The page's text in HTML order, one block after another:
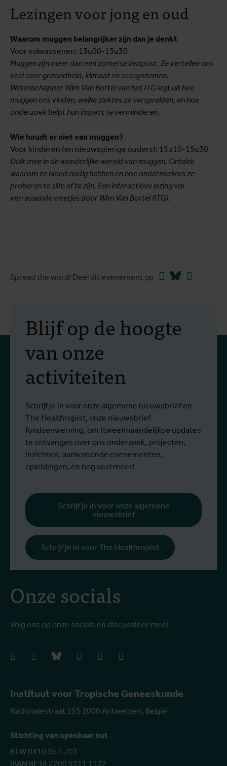
Lezingen voor jong en oud
Waarom muggen belangrijker zijn dan je denkt
Voor volwassenen: 13u00-13u30
Muggen zijn meer dan een zomerse lastpost. Ze vertellen ons
veel over gezondheid, klimaat en ecosystemen.
Wetenschapper Wim Van Bortel van het ITG legt uit hoe
muggen ons vinden, welke ziektes ze verspreiden, en hoe
onderzoek helpt hun impact te verminderen.
Wie houdt er niet van muggen?
Voor kinderen (en nieuwsgierige ouders): 15u10-15u30
Duik mee in de wonderlijke wereld van muggen. Ontdek
waarom ze bloed nodig hebben en hoe onderzoekers ze
proberen te slim af te zijn. Een interactieve lezing vol
verrassende weetjes door Wim Van Bortel (ITG).
Spread the word! Deel dit evenement op Facebook
Bluesky
Instituut voor Tropische Geneeskunde
Nationalestraat 155 2000 Antwerpen, België
Stichting van openbaar nut
BTW 0410.057.701
IBAN BE38 2200 5311 1172
Onze socials
Volg ons op onze socials en discussieer mee!
instagrambluesky
Blijf op de hoogte
van onze
activiteiten
Schrijf je in voor onze algemene nieuwsbrief en
The Healthropist, onze nieuwsbrief
fondsenwerving, om (twee)maandelijkse updates
te ontvangen over ons onderzoek, projecten,
inzichten, aankomende evenementen,
opleidingen, en nog veel meer!
Schrijf je in voor onze algemene
nieuwsbrief
Schrijf je in voor The Healthropist